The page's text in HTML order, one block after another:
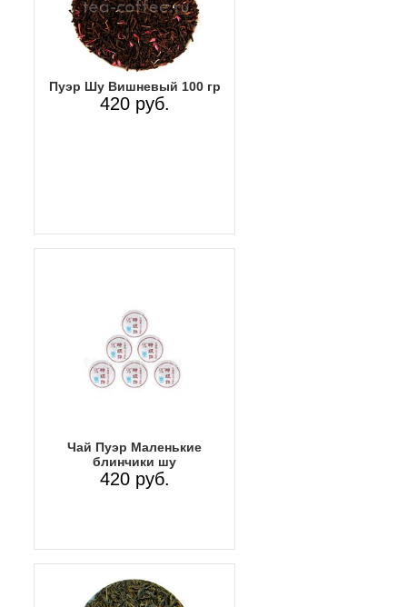
Пуэр Шу Вишневый 100 гр
420 руб.
Чай Пуэр Маленькие
блинчики шу
420 руб.